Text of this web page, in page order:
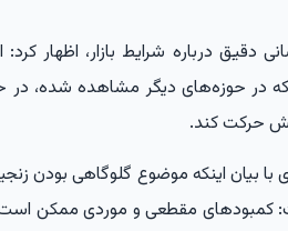
دقیق درباره شرایط بازار، اظهار
در حوزه‌های دیگر مشاهده شده، در
حرکت کند.
بیان اینکه موضوع گلوگاهی بودن
مقطعی و موردی ممکن است